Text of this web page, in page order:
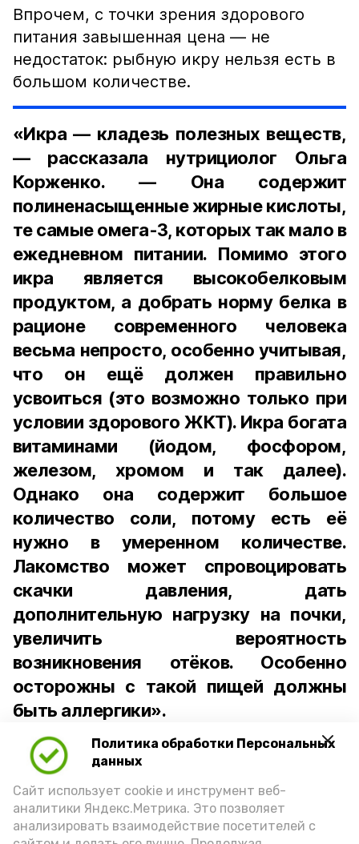
Политика обработки Персональных
данных
Сайт использует cookie и инструмент веб-
аналитики Яндекс.Метрика. Это позволяет
анализировать взаимодействие посетителей с
Впрочем, с точки зрения здорового
питания завышенная цена — не
недостаток: рыбную икру нельзя есть в
большом количестве.
«Икра — кладезь полезных веществ,
— рассказала нутрициолог Ольга
Корженко. — Она содержит
полиненасыщенные жирные кислоты,
те самые омега-3, которых так мало в
ежедневном питании. Помимо этого
икра является высокобелковым
продуктом, а добрать норму белка в
рационе современного человека
весьма непросто, особенно учитывая,
что он ещё должен правильно
усвоиться (это возможно только при
условии здорового ЖКТ). Икра богата
витаминами (йодом, фосфором,
железом, хромом и так далее).
Однако она содержит большое
количество соли, потому есть её
нужно в умеренном количестве.
Лакомство может спровоцировать
скачки давления, дать
дополнительную нагрузку на почки,
увеличить вероятность
возникновения отёков. Особенно
осторожны с такой пищей должны
быть аллергики».
Для взрослого человека безопасной
порцией икры считается 30-50 граммов
(2-3 ложки). При этом следует обратить
внимание на хлеб, с которым она
подаётся: лучше выбирать